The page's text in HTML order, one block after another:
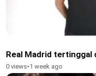
Real Madrid tertinggal
0 views•1 week ago